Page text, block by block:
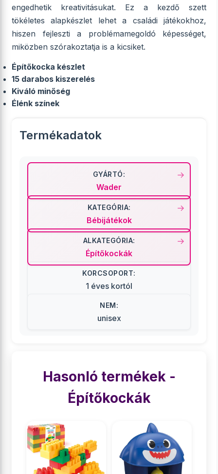
engedhetik kreativitásukat. Ez a kezdő szett
tökéletes alapkészlet lehet a családi játékokhoz,
hiszen fejleszti a problémamegoldó képességet,
miközben szórakoztatja is a kicsiket.
Építőkocka készlet
15 darabos kiszerelés
Kiváló minőség
Élénk színek
Termékadatok
GYÁRTÓ:
Wader
KATEGÓRIA:
Bébijátékok
ALKATEGÓRIA:
Építőkockák
KORCSOPORT:
1 éves kortól
NEM:
unisex
Hasonló termékek -
Építőkockák